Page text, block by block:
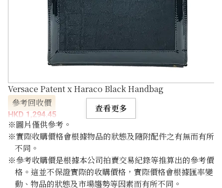
Versace Patent x Haraco Black Handbag
參考回收價
HKD 1,294.45
查看更多
※圖片僅供參考。
※實際收購價格會根據物品的狀態及隨附配件之有無而有所
不同。
※參考收購價是根據本公司拍賣交易紀錄等推算出的參考價
格。這並不保證實際的收購價格，實際價格會根據匯率變
動、物品的狀態及市場趨勢等因素而有所不同。